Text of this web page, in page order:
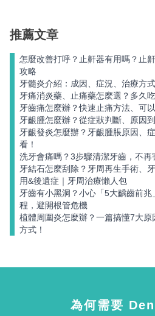
推薦文章
怎麼改善打呼？止鼾器有用嗎？止
攻略
牙髓炎介紹：成因、症況、治療方
牙痛消炎藥、止痛藥怎麼選？多久
牙齒痛怎麼辦？快速止痛方法、可
牙齦腫怎麼辦？從症狀判斷、原因
牙齦發炎怎麼辦？牙齦腫脹原因、
看！
洗牙會痛嗎？3步驟清潔牙齒，不再
牙結石怎麼刮除？牙周再生手術、
用&後遺症｜牙周治療懶人包
牙齒有小黑洞？小心「5大齲齒前
程，避開根管危機
植體周圍炎怎麼辦？一篇搞懂7大
方式！
為何需要